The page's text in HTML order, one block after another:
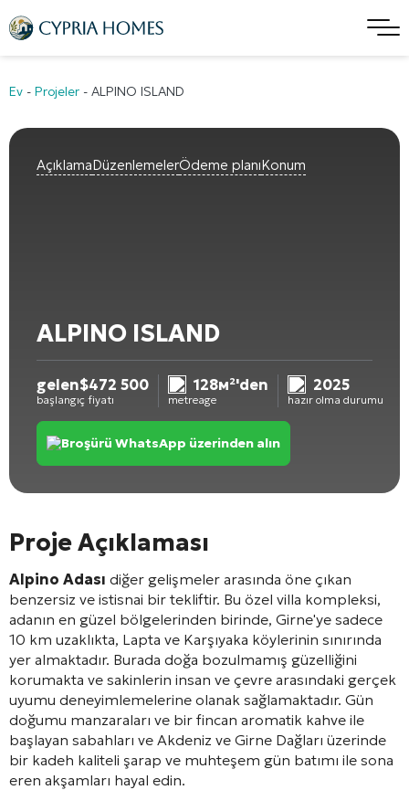
Ev - Projeler - ALPINO ISLAND
AçıklamaDüzenlemelerÖdeme planıKonum
ALPINO ISLAND
gelen$472 500
başlangıç fiyatı
128м²'den
metreage
2025
hazır olma durumu
Broşürü WhatsApp üzerinden alın
Proje Açıklaması
Alpino Adası diğer gelişmeler arasında öne çıkan
benzersiz ve istisnai bir tekliftir. Bu özel villa kompleksi,
adanın en güzel bölgelerinden birinde, Girne'ye sadece
10 km uzaklıkta, Lapta ve Karşıyaka köylerinin sınırında
yer almaktadır. Burada doğa bozulmamış güzelliğini
korumakta ve sakinlerin insan ve çevre arasındaki gerçek
uyumu deneyimlemelerine olanak sağlamaktadır. Gün
doğumu manzaraları ve bir fincan aromatik kahve ile
başlayan sabahları ve Akdeniz ve Girne Dağları üzerinde
bir kadeh kaliteli şarap ve muhteşem gün batımı ile sona
eren akşamları hayal edin.